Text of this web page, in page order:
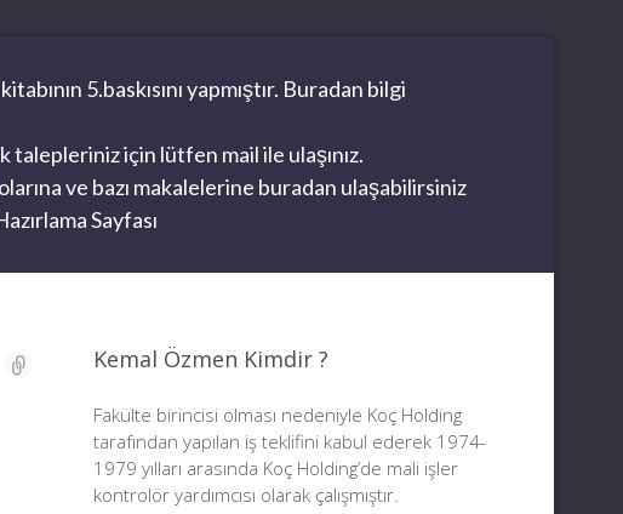
5.baskısını yapmıştır. Buradan bilgi
talepleriniz için lütfen mail ile ulaşınız.
ve bazı makalelerine buradan ulaşabilirsiniz
Sayfası
Kemal Özmen Kimdir ?
Fakülte birincisi olması nedeniyle Koç Holding
tarafından yapılan iş teklifini kabul ederek 1974-
1979 yılları arasında Koç Holding’de mali işler
kontrolör yardımcısı olarak çalışmıştır.